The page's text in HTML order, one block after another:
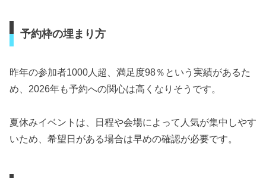
予約枠の埋まり方
昨年の参加者1000人超、満足度98％という実績があるた
め、2026年も予約への関心は高くなりそうです。
夏休みイベントは、日程や会場によって人気が集中しやす
いため、希望日がある場合は早めの確認が必要です。